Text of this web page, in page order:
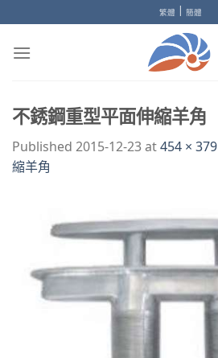
to
content
繁體 | 簡體
不銹鋼重型平面伸縮羊角
Published 2015-12-23at454 × 379
縮羊角